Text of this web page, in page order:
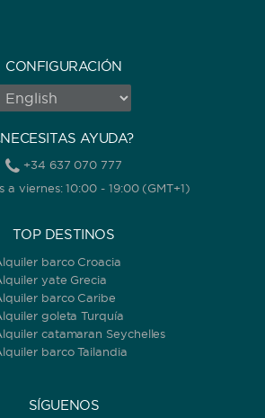
CONFIGURACIÓN
AYUDA?
+34 637 070 777
a viernes: 10:00 - 19:00 (GMT+1)
TOP DESTINOS
barco Croacia
yate Grecia
barco Caribe
goleta Turquía
catamaran Seychelles
barco Tailandia
SÍGUENOS